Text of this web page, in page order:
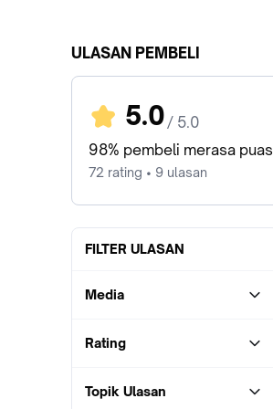
ULASAN PEMBELI
5.0 / 5.0
98% pembeli merasa puas
72 rating • 9 ulasan
FILTER ULASAN
Media
Rating
Topik Ulasan